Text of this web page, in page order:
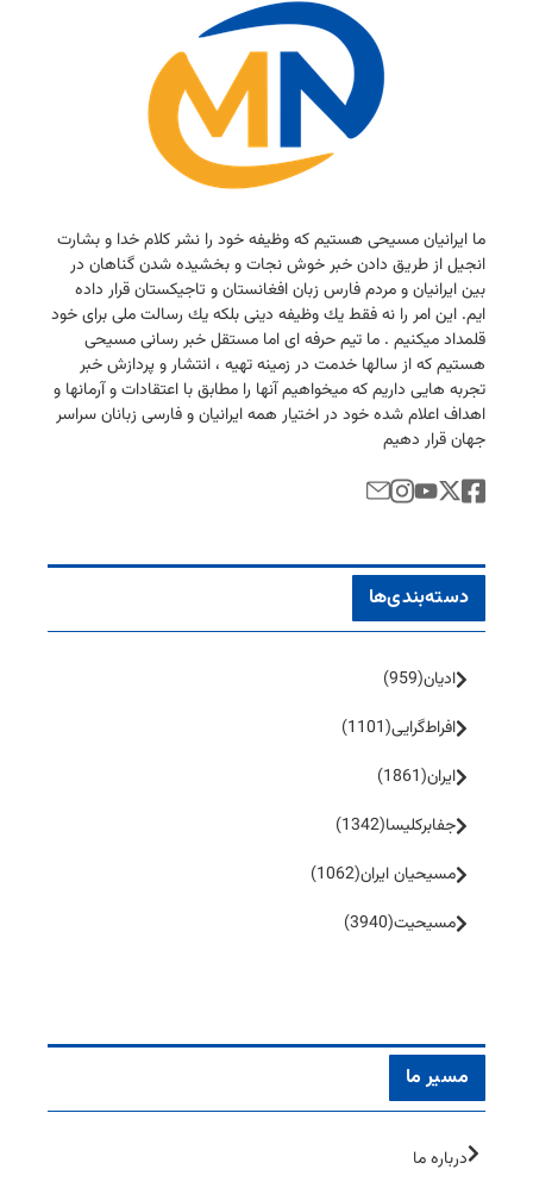
ما ایرانیان مسیحی هستیم كه وظیفه خود را نشر كلام خدا و بشارت
انجیل از طریق دادن خبر خوش نجات و بخشیده شدن گناهان در
بین ایرانیان و مردم فارس زبان افغانستان و تاجیكستان قرار داده
ایم. این امر را نه فقط یك وظیفه دینی بلكه یك رسالت ملی برای خود
قلمداد میكنیم . ما تیم حرفه ای اما مستقل خبر رسانی مسیحی
هستیم كه از سالها خدمت در زمینه تهیه ، انتشار و پردازش خبر
تجربه هایی داریم كه میخواهیم آنها را مطابق با اعتقادات و آرمانها و
اهداف اعلام شده خود در اختیار همه ایرانیان و فارسی زبانان سراسر
جهان قرار دهیم
دسته‌بندی‌ها
ادیان(959)
افراط‌گرایی(1101)
ایران(1861)
جفا‌بر‌کلیسا(1342)
مسیحیان ایران(1062)
مسیحیت(3940)
مسیر ما
درباره ما